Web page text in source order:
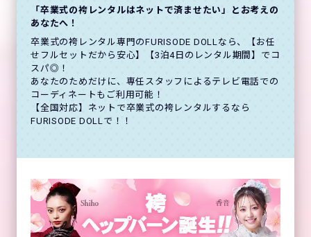
「卒業式の袴レンタルはネットで済ませたい」とお考えの
あなたへ！
卒業式の袴レンタル専門のFURISODE DOLLなら、【お任
せフルセットだから安心】【3泊4日のレンタル期間】でコ
スパ◎！
あなたのためだけに、専任スタッフによるテレビ電話での
コーディネートもご利用可能！
【全国対応】ネットで卒業式の袴レンタルするなら
FURISODE DOLLで！！